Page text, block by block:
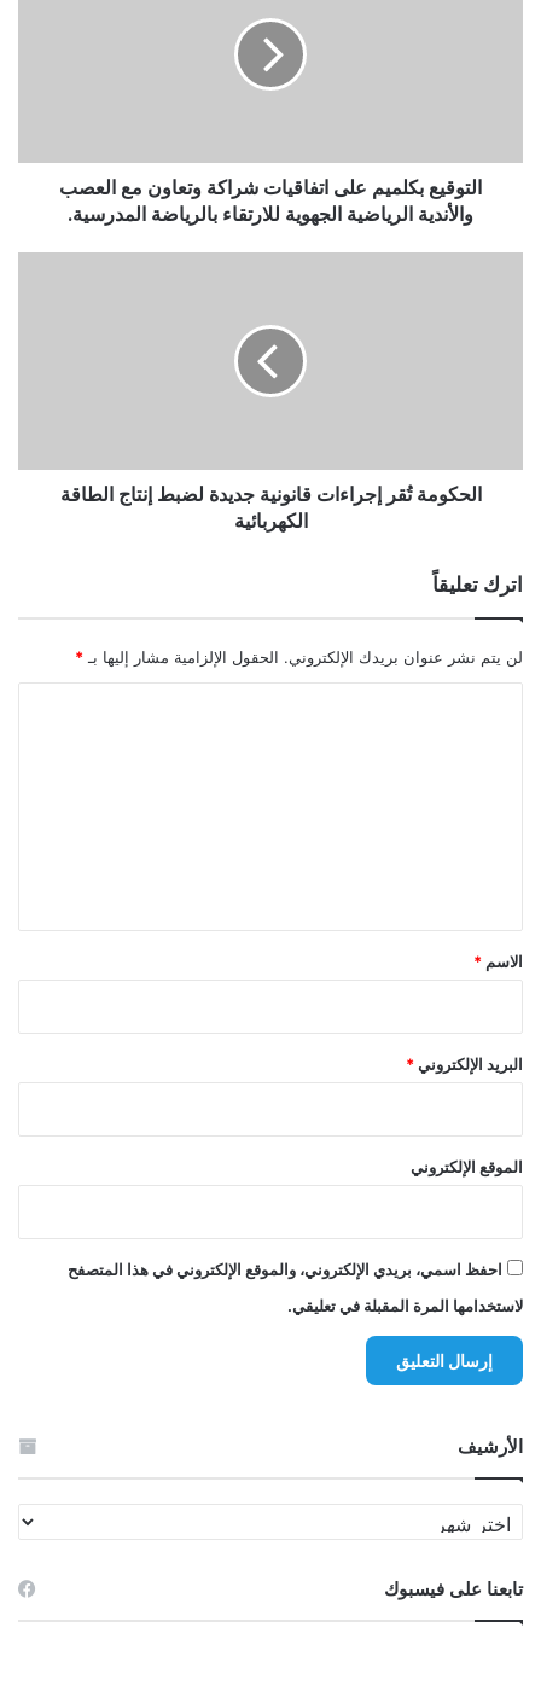
التوقيع بكلميم على اتفاقيات شراكة وتعاون مع العصب
والأندية الرياضية الجهوية للارتقاء بالرياضة المدرسية.
الحكومة تُقر إجراءات قانونية جديدة لضبط إنتاج الطاقة
الكهربائية
اترك تعليقاً
لن يتم نشر عنوان بريدك الإلكتروني. الحقول الإلزامية مشار إليها بـ *
*
الاسم *
البريد الإلكتروني *
الموقع الإلكتروني
احفظ اسمي، بريدي الإلكتروني، والموقع الإلكتروني في هذا المتصفح
لاستخدامها المرة المقبلة في تعليقي.
الأرشيف
الأرشيف
تابعنا على فيسبوك